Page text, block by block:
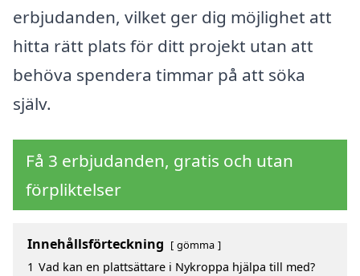
erbjudanden, vilket ger dig möjlighet att
hitta rätt plats för ditt projekt utan att
behöva spendera timmar på att söka
själv.
Få 3 erbjudanden, gratis och utan
förpliktelser
Innehållsförteckning gömma
1 Vad kan en plattsättare i Nykroppa hjälpa till med?